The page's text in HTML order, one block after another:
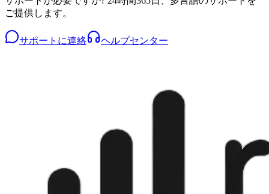
ご提供します。
サポートに連絡 ヘルプセンター